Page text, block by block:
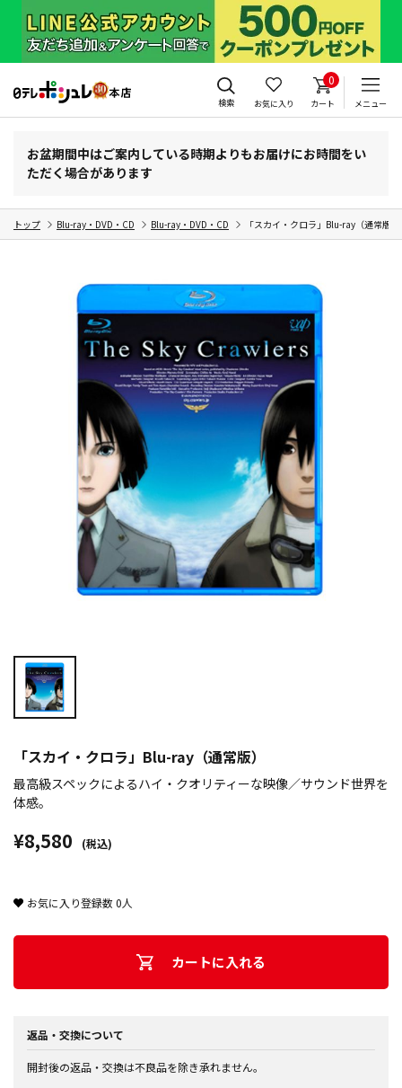
検索 お気に入り
0
カート メニュー
お盆期間中はご案内している時期よりもお届けにお時間をい
ただく場合があります
トップ Blu-ray・DVD・CD Blu-ray・DVD・CD 「スカイ・クロラ」Blu-ray（通常版）
「スカイ・クロラ」Blu-ray（通常版）
最高級スペックによるハイ・クオリティーな映像／サウンド世界を
体感。
¥8,580 (税込)
お気に入り登録数0人
カートに入れる
返品・交換について
開封後の返品・交換は不良品を除き承れません。